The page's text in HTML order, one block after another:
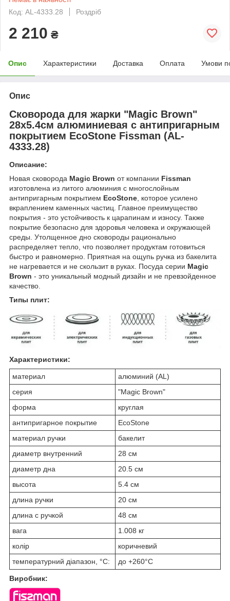
Код: AL-4333.28
Роздріб
2 210 ₴
Опис Характеристики Доставка Оплата Умови
Опис
Сковорода для жарки "Magic Brown"
28х5.4см алюминиевая с антипригарным
покрытием EcoStone Fissman (AL-
4333.28)
Описание:
Новая сковорода Magic Brown от компании Fissman
изготовлена из литого алюминия с многослойным
антипригарным покрытием EcoStone, которое усилено
вкраплением каменных частиц. Главное преимущество
покрытия - это устойчивость к царапинам и износу. Также
покрытие безопасно для здоровья человека и окружающей
среды. Утолщенное дно сковороды рационально
распределяет тепло, что позволяет продуктам готовиться
быстро и равномерно. Приятная на ощупь ручка из бакелита
не нагревается и не скользит в руках. Посуда серии Magic
Brown - это уникальный модный дизайн и не превзойденное
качество.
Типы плит:
Характеристики:
материал
алюминий (AL)
серия
"Magic Brown"
форма
круглая
антипригарное покрытие
EcoStone
материал ручки
бакелит
диаметр внутренний
28 см
диаметр дна
20.5 см
высота
5.4 см
длина ручки
20 см
длина с ручкой
48 см
вага
1.008 кг
колір
коричневий
температурний діапазон, °С:
до +260°C
Виробник: